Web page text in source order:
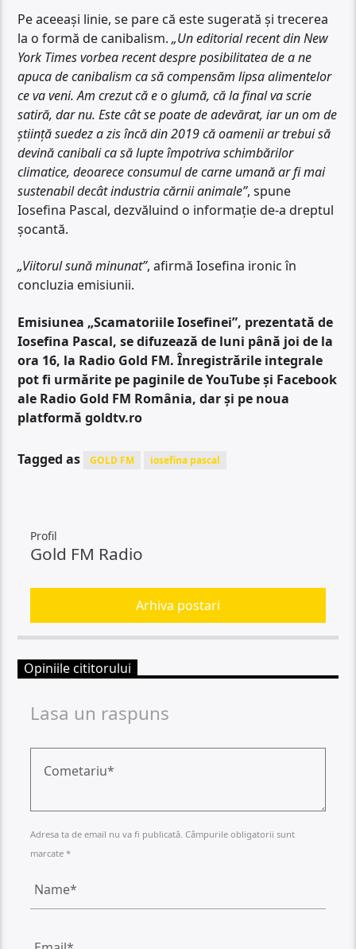
Pe aceeași linie, se pare că este sugerată și trecerea
la o formă de canibalism.„Un editorial recent din New
York Times vorbea recent despre posibilitatea de a ne
apuca de canibalism ca să compensăm lipsa alimentelor
ce va veni. Am crezut că e o glumă, că la final va scrie
satiră, dar nu. Este cât se poate de adevărat, iar un om de
știință suedez a zis încă din 2019 că oamenii ar trebui să
devină canibali ca să lupte împotriva schimbărilor
climatice, deoarece consumul de carne umană ar fi mai
sustenabil decât industria cărnii animale”, spune
Iosefina Pascal, dezvăluind o informație de-a dreptul
șocantă.
„Viitorul sună minunat”, afirmă Iosefina ironic în
concluzia emisiunii.
Emisiunea „Scamatoriile Iosefinei”, prezentată de
Iosefina Pascal, se difuzează de luni până joi de la
ora 16, la Radio Gold FM. Înregistrările integrale
pot fi urmărite pe paginile de YouTube și Facebook
ale Radio Gold FM România, dar și pe noua
platformă goldtv.ro
Tagged as GOLD FM iosefina pascal
Profil
Gold FM Radio
Arhiva postari
Opiniile cititorului
Lasa un raspuns
Adresa ta de email nu va fi publicată. Câmpurile obligatorii sunt
marcate *